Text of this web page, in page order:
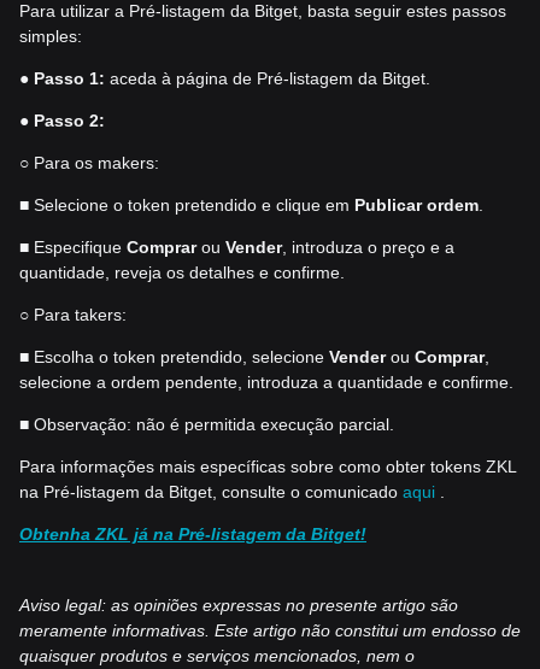
Para utilizar a Pré-listagem da Bitget, basta seguir estes passos
simples:
● Passo 1: aceda à página de Pré-listagem da Bitget.
● Passo 2:
○ Para os makers:
■ Selecione o token pretendido e clique em Publicar ordem.
■ Especifique Comprarou Vender, introduza o preço e a
quantidade, reveja os detalhes e confirme.
○ Para takers:
■ Escolha o token pretendido, selecione Venderou Comprar,
selecione a ordem pendente, introduza a quantidade e confirme.
■ Observação: não é permitida execução parcial.
Para informações mais específicas sobre como obter tokens ZKL
na Pré-listagem da Bitget, consulte o comunicado aqui .
Obtenha ZKL já na Pré-listagem da Bitget!
Aviso legal: as opiniões expressas no presente artigo são
meramente informativas. Este artigo não constitui um endosso de
quaisquer produtos e serviços mencionados, nem o